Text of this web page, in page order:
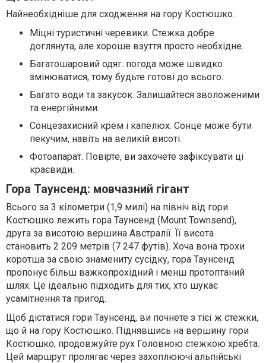
Найнеобхідніше для сходження на гору Костюшко.
Міцні туристичні черевики. Стежка добре
доглянута, але хороше взуття просто необхідне.
Багатошаровий одяг. погода може швидко
змінюватися, тому будьте готові до всього.
Багато води та закусок. Залишайтеся зволоженими
та енергійними.
Сонцезахисний крем і капелюх. Сонце може бути
пекучим, навіть на великій висоті.
Фотоапарат. Повірте, ви захочете зафіксувати ці
краєвиди.
Гора Таунсенд: мовчазний гігант
Всього за 3 кілометри (1,9 милі) на північ від гори
Костюшко лежить гора Таунсенд (Mount Townsend),
друга за висотою вершина Австралії. Її висота
становить 2 209 метрів (7 247 футів). Хоча вона трохи
коротша за свою знамениту сусідку, гора Таунсенд
пропонує більш важкопрохідний і менш протоптаний
шлях. Це ідеально підходить для тих, хто шукає
усамітнення та пригод.
Щоб дістатися гори Таунсенд, ви почнете з тієї ж стежки,
що й на гору Костюшко. Піднявшись на вершину гори
Костюшко, продовжуйте рух Головною стежкою хребта.
Цей маршрут пролягає через захоплюючі альпійські